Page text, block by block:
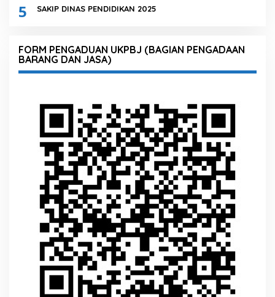
5 SAKIP DINAS PENDIDIKAN 2025
FORM PENGADUAN UKPBJ (BAGIAN PENGADAAN
BARANG DAN JASA)